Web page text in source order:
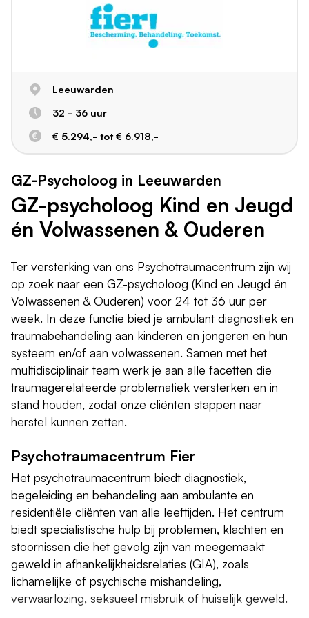
Leeuwarden
32 - 36 uur
€ 5.294,- tot € 6.918,-
GZ-Psycholoog in Leeuwarden
GZ-psycholoog Kind en Jeugd
én Volwassenen & Ouderen
Ter versterking van ons Psychotraumacentrum zijn wij
op zoek naar een GZ-psycholoog (Kind en Jeugd én
Volwassenen & Ouderen) voor 24 tot 36 uur per
week. In deze functie bied je ambulant diagnostiek en
traumabehandeling aan kinderen en jongeren en hun
systeem en/of aan volwassenen. Samen met het
multidisciplinair team werk je aan alle facetten die
traumagerelateerde problematiek versterken en in
stand houden, zodat onze cliënten stappen naar
herstel kunnen zetten.
Psychotraumacentrum Fier
Het psychotraumacentrum biedt diagnostiek,
begeleiding en behandeling aan ambulante en
residentiële cliënten van alle leeftijden. Het centrum
biedt specialistische hulp bij problemen, klachten en
stoornissen die het gevolg zijn van meegemaakt
geweld in afhankelijkheidsrelaties (GIA), zoals
lichamelijke of psychische mishandeling,
verwaarlozing, seksueel misbruik of huiselijk geweld.